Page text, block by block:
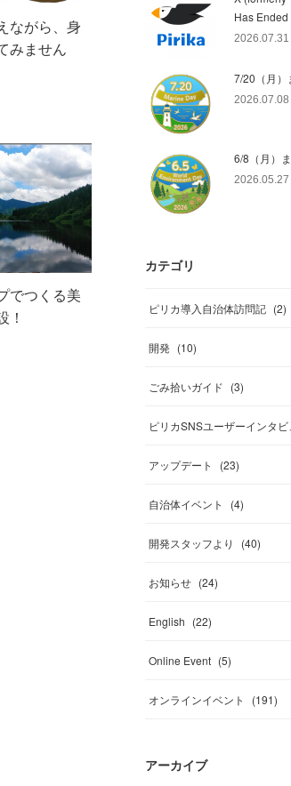
ながら、身
みません
でつくる美
！
Has Ended
2026.07.31
7/20（月）
2026.07.08
6/8（月）
カテゴリ
ピリカ導入自治体訪問記 (2)
開発 (10)
ごみ拾いガイド (3)
ピリカSNSユーザーインタビ
アップデート (23)
自治体イベント (4)
開発スタッフより (40)
お知らせ (24)
English (22)
Online Event (5)
オンラインイベント (191)
アーカイブ